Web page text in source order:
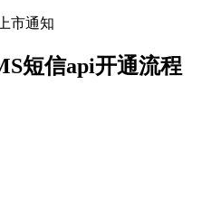
市通知
短信api开通流程